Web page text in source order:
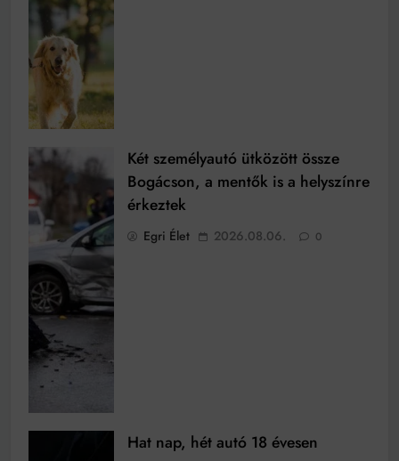
Két személyautó ütközött össze
Bogácson, a mentők is a helyszínre
érkeztek
Egri Élet 2026.08.06. 0
Hat nap, hét autó 18 évesen